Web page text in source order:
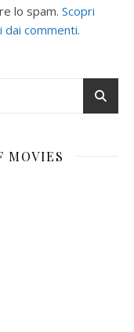
lo spam. Scopri
dai commenti.
MOVIES